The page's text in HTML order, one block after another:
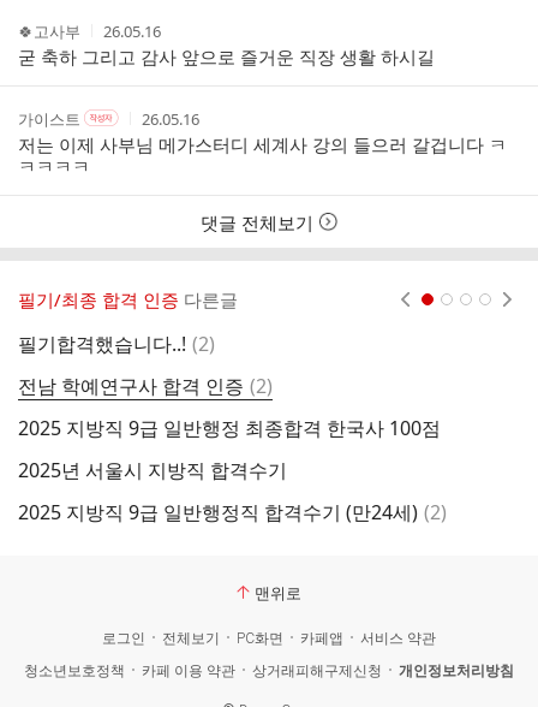
스
작
성
자
🍀고사부
작
성
시
간
26.05.16
굳 축하 그리고 감사 앞으로 즐거운 직장 생활 하시길
작
성
자
가이스트 작
성
자
본
인
작
성
자
작
성
시
26.05.16
저는 이제 사부님 메가스터디 세계사 강의 들으러 갈겁니다 ㅋ
ㅋㅋㅋㅋ
댓글 전체보기
필기/최종 합격 인증 다른글
필기합격했습니다..! 댓
(2)
전남 학예연구사 합격 인증 댓
글
(2)
2025 지방직 9급 일반행정 최종합격 한국사 100점
2025년 서울시 지방직 합격수기
2025 지방직 9급 일반행정직 합격수기 (만24세) 댓
(2)
맨위로
로그인 전체보기 PC화면 카페앱
서비스 약관
청소년보호정책
카페 이용 약관 상거래피해구제신청 개인정보처리방침